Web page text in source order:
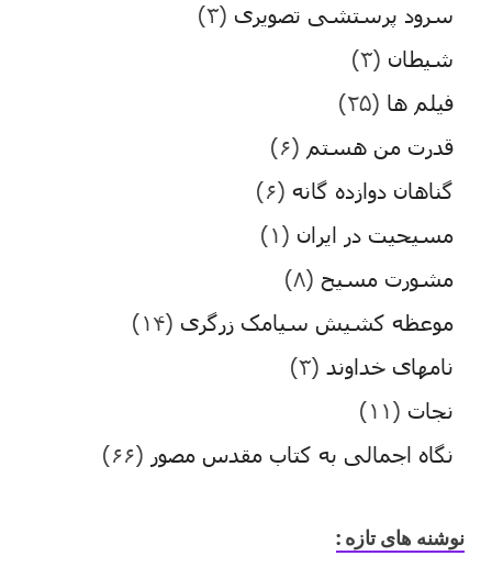
سرود پرستشی تصویری (۳)
شیطان (۳)
فیلم ها (۲۵)
قدرت من هستم (۶)
گناهان دوازده گانه (۶)
مسیحیت در ایران (۱)
مشورت مسیح (۸)
موعظه کشیش سیامک زرگری (۱۴)
نامهای خداوند (۳)
نجات (۱۱)
نگاه اجمالی به کتاب مقدس مصور (۶۶)
نوشنه های تازه :